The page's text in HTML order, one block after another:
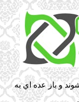
و باز عده اي به